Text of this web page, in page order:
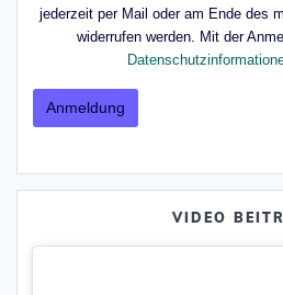
jederzeit per Mail oder am Ende des
widerrufen werden. Mit der
VIDEO